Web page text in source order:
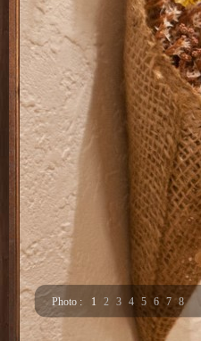
Photo : 1 2 3 4 5 6 7 8